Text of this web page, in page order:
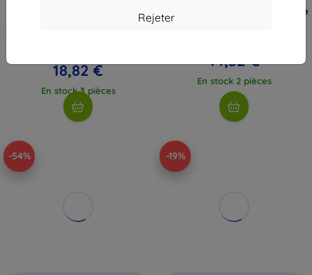
Rejeter
Otterbox OB GLASS GALAXY A35
18,82 €
En stock 3 pièces
Eiger Mountain Glass CLEAR verre
14,32 €
En stock 2 pièces
-54% -19%